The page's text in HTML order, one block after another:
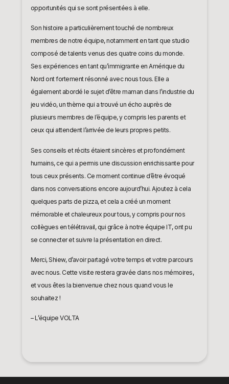
opportunités qui se sont présentées à elle.
Son histoire a particulièrement touché de nombreux
membres de notre équipe, notamment en tant que studio
composé de talents venus des quatre coins du monde.
Ses expériences en tant qu’immigrante en Amérique du
Nord ont fortement résonné avec nous tous. Elle a
également abordé le sujet d’être maman dans l’industrie du
jeu vidéo, un thème qui a trouvé un écho auprès de
plusieurs membres de l’équipe, y compris les parents et
ceux qui attendent l’arrivée de leurs propres petits.
Ses conseils et récits étaient sincères et profondément
humains, ce qui a permis une discussion enrichissante pour
tous ceux présents. Ce moment continue d’être évoqué
dans nos conversations encore aujourd’hui. Ajoutez à cela
quelques parts de pizza, et cela a créé un moment
mémorable et chaleureux pour tous, y compris pour nos
collègues en télétravail, qui grâce à notre équipe IT, ont pu
se connecter et suivre la présentation en direct.
Merci, Shiew, d’avoir partagé votre temps et votre parcours
avec nous. Cette visite restera gravée dans nos mémoires,
et vous êtes la bienvenue chez nous quand vous le
souhaitez !
– L’équipe VOLTA